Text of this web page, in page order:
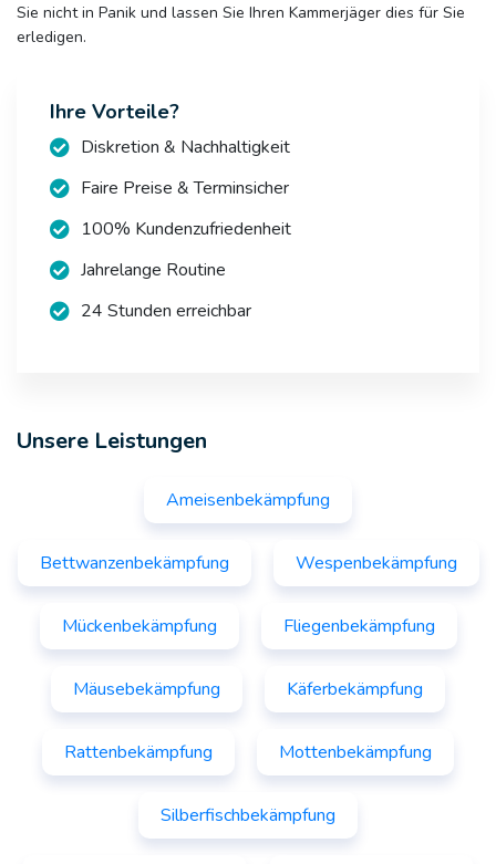
Sie nicht in Panik und lassen Sie Ihren Kammerjäger dies für Sie
erledigen.
Ihre Vorteile?
Diskretion & Nachhaltigkeit
Faire Preise & Terminsicher
100% Kundenzufriedenheit
Jahrelange Routine
24 Stunden erreichbar
Unsere Leistungen
Ameisenbekämpfung
Bettwanzenbekämpfung Wespenbekämpfung
Mückenbekämpfung Fliegenbekämpfung
Mäusebekämpfung Käferbekämpfung
Rattenbekämpfung Mottenbekämpfung
Silberfischbekämpfung